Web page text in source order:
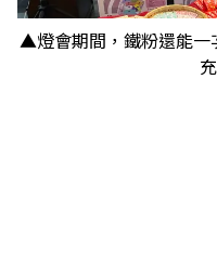
▲燈會期間，鐵粉還能一